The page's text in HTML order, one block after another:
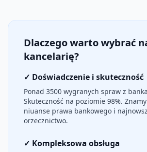
Dlaczego warto wybrać
kancelarię?
✓ Doświadczenie i skuteczność
Ponad 3500 wygranych spraw z
Skuteczność na poziomie 98%.
niuanse prawa bankowego i
orzecznictwo.
✓ Kompleksowa obsługa